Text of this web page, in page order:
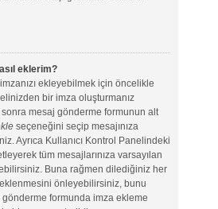
eklerim?
ekleyebilmek için öncelikle
bir imza oluşturmanız
mesaj gönderme formunun alt
seçeneğini seçip mesajınıza
Ayrıca Kullanıcı Kontrol Panelindeki
tüm mesajlarınıza varsayılan
Buna rağmen dilediğiniz her
önleyebilirsiniz, bunu
formunda imza ekleme